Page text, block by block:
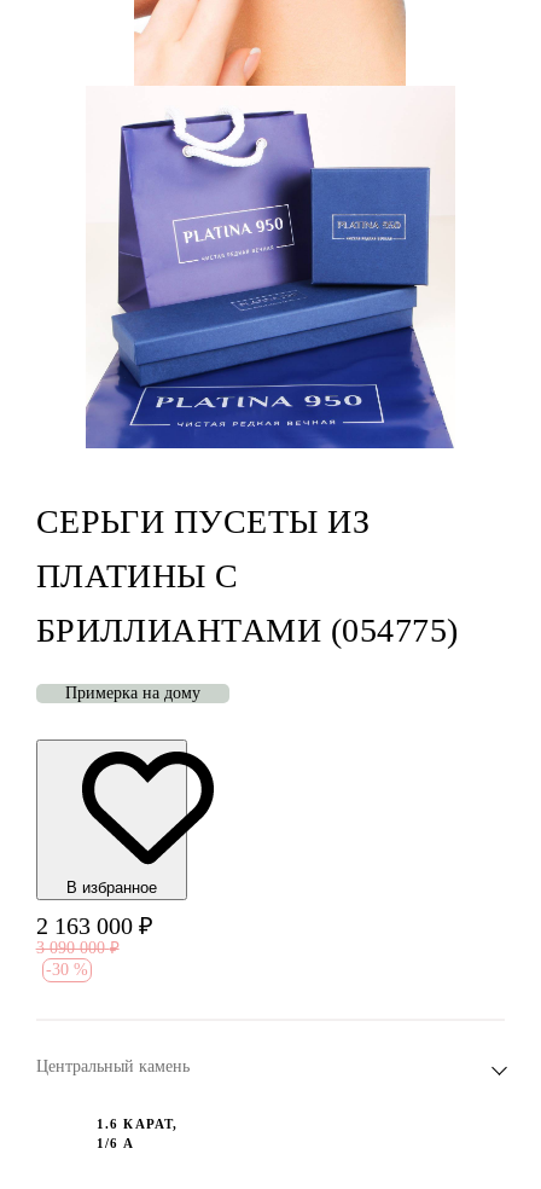
СЕРЬГИ ПУСЕТЫ ИЗ
ПЛАТИНЫ С
БРИЛЛИАНТАМИ (054775)
Примерка на дому
В избранноe
2 163 000 ₽
3 090 000 ₽
-30 %
Центральный камень
1.6 КАРАТ,
1/6 А